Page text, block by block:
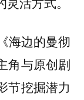
海边的曼彻
角与原创剧
节挖掘潜力